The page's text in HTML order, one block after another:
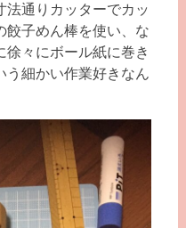
法通りカッターでカッ
餃子めん棒を使い、な
徐々にボール紙に巻き
う細かい作業好きなん